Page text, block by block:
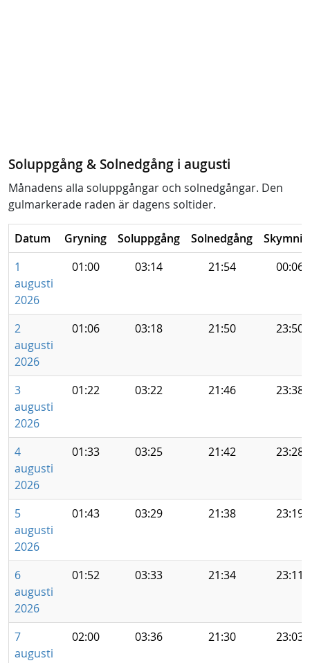
Soluppgång & Solnedgång i augusti
Månadens alla soluppgångar och solnedgångar. Den
gulmarkerade raden är dagens soltider.
Datum Gryning Soluppgång Solnedgång
1
augusti
2026
01:00 03:14 21:54 00:06
2
augusti
2026
01:06 03:18 21:50 23:50
3
augusti
2026
01:22 03:22 21:46 23:38
4
augusti
2026
01:33 03:25 21:42 23:28
5
augusti
2026
01:43 03:29 21:38 23:19
6
augusti
2026
01:52 03:33 21:34 23:11
7
augusti
02:00 03:36 21:30 23:03